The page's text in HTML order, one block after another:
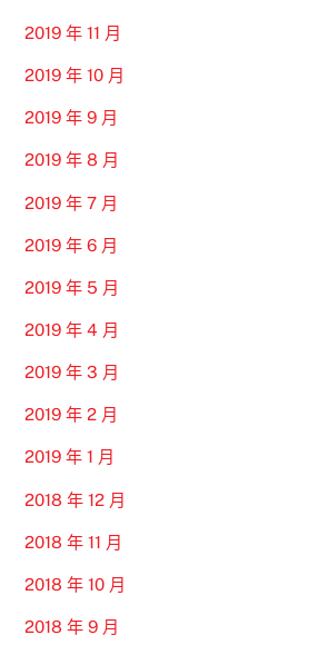
2019 年 11 月
2019 年 10 月
2019 年 9 月
2019 年 8 月
2019 年 7 月
2019 年 6 月
2019 年 5 月
2019 年 4 月
2019 年 3 月
2019 年 2 月
2019 年 1 月
2018 年 12 月
2018 年 11 月
2018 年 10 月
2018 年 9 月